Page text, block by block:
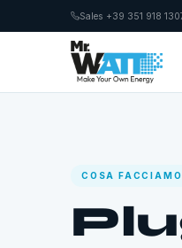
Sales +39 351 918
COSA FACCIAMO